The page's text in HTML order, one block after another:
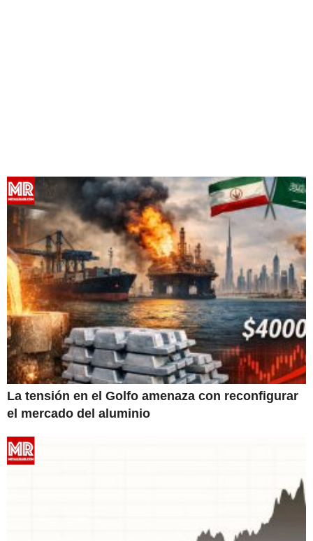
La tensión en el Golfo amenaza con reconfigurar
el mercado del aluminio